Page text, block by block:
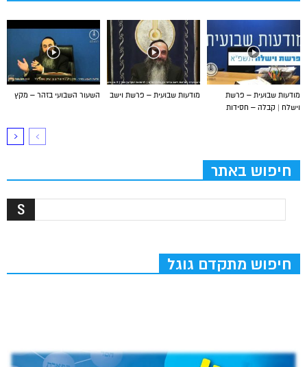
השעור השבועי בזהר – מקץ מודעות שבועית – פרשת וישב
מודעות שבועית – פרשת
וישלח | קבלה – חסידות
חיפוש באתר
חיפוש מתקדם גוגל